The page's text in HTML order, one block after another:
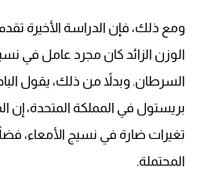
ومع ذلك، فإن الدراسة الأخيرة
الوزن الزائد كان مجرد عامل في
السرطان. وبدلاً من ذلك، يقول
بريستول في المملكة المتحدة،
تغيرات ضارة في نسيج الأمعاء،
المحتملة.